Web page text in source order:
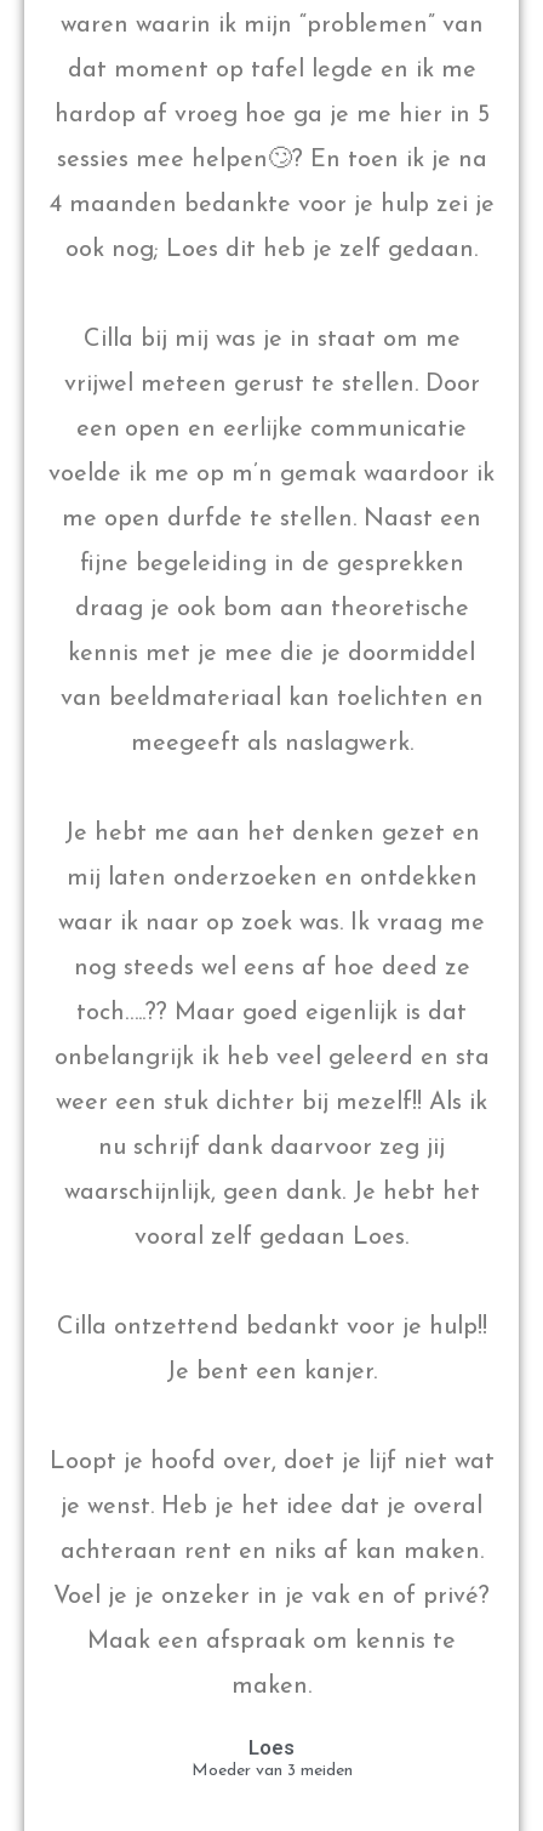
waren waarin ik mijn “problemen” van
dat moment op tafel legde en ik me
hardop af vroeg hoe ga je me hier in 5
sessies mee helpen🙄? En toen ik je na
4 maanden bedankte voor je hulp zei je
ook nog; Loes dit heb je zelf gedaan.
Cilla bij mij was je in staat om me
vrijwel meteen gerust te stellen. Door
een open en eerlijke communicatie
voelde ik me op m’n gemak waardoor ik
me open durfde te stellen. Naast een
fijne begeleiding in de gesprekken
draag je ook bom aan theoretische
kennis met je mee die je doormiddel
van beeldmateriaal kan toelichten en
meegeeft als naslagwerk.
Je hebt me aan het denken gezet en
mij laten onderzoeken en ontdekken
waar ik naar op zoek was. Ik vraag me
nog steeds wel eens af hoe deed ze
toch…..?? Maar goed eigenlijk is dat
onbelangrijk ik heb veel geleerd en sta
weer een stuk dichter bij mezelf!! Als ik
nu schrijf dank daarvoor zeg jij
waarschijnlijk, geen dank. Je hebt het
vooral zelf gedaan Loes.
Cilla ontzettend bedankt voor je hulp!!
Je bent een kanjer.
Loopt je hoofd over, doet je lijf niet wat
je wenst. Heb je het idee dat je overal
achteraan rent en niks af kan maken.
Voel je je onzeker in je vak en of privé?
Maak een afspraak om kennis te
maken.
Loes
Moeder van 3 meiden